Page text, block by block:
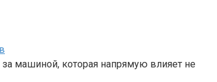
машиной, которая напрямую влияет не